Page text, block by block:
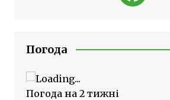
Погода
Погода на 2 тижні